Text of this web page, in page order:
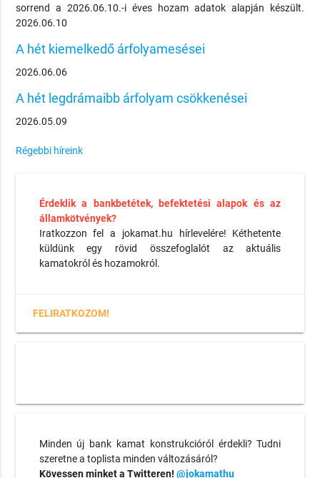
sorrend a 2026.06.10.-i éves hozam adatok alapján készült.
2026.06.10
A hét kiemelkedő árfolyamesései
2026.06.06
A hét legdrámaibb árfolyam csökkenései
2026.05.09
Régebbi híreink
Érdeklik a bankbetétek, befektetési alapok és az
államkötvények?
Iratkozzon fel a jokamat.hu hírlevelére! Kéthetente
küldünk egy rövid összefoglalót az aktuális
kamatokról és hozamokról.
FELIRATKOZOM!
Minden új bank kamat konstrukcióról érdekli? Tudni
szeretne a toplista minden változásáról?
Kövessen minket a Twitteren! @jokamathu